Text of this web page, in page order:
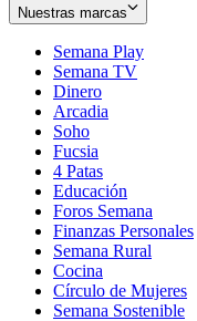
Nuestras marcas
Semana Play
Semana TV
Dinero
Arcadia
Soho
in
new
window
Fucsia
in
new
window
4 Patas
Educación
Foros Semana
Finanzas Personales
Semana Rural
Cocina
Círculo de Mujeres
Semana Sostenible